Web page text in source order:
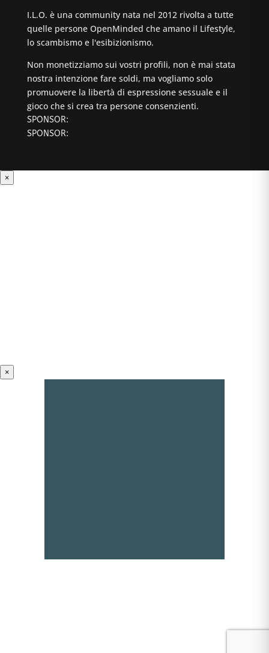
I.L.O. è una community nata nel 2012 rivolta a tutte
quelle persone OpenMinded che amano il Lifestyle,
lo scambismo e l'esibizionismo.
Non monetizziamo sui vostri profili, non è mai stata
nostra intenzione fare soldi, ma vogliamo solo
promuovere la libertà di espressione sessuale e il
gioco che si crea tra persone consenzienti.
SPONSOR:
SPONSOR:
×
×